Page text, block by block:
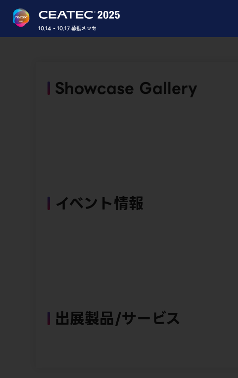
10.14 - 10.17 幕張メッセ
Showcase Gallery
イベント情報
出展製品/サービス